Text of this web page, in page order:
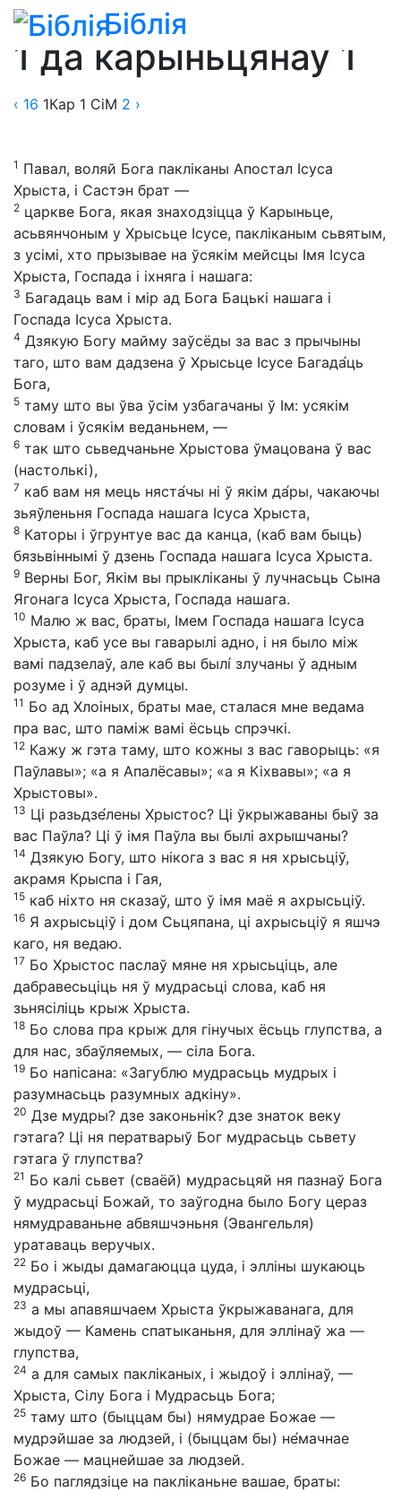
Біблія
Біблія» Пераклады» Пераклад Сабілы і Малахава
1 да карыньцянаў 1
‹ 16 1Кар 1 СіМ 2 ›
1 Павал, воляй Бога пакліканы Апостал Ісуса
Хрыста, і Састэн брат —
2 царкве Бога, якая знаходзіцца ў Карыньце,
асьвянчоным у Хрысьце Ісусе, пакліканым сьвятым,
з усімі, хто прызывае на ўсякім мейсцы Імя Ісуса
Хрыста, Госпада і іхняга і нашага:
3 Багадаць вам і мір ад Бога Бацькі нашага і
Госпада Ісуса Хрыста.
4 Дзякую Богу майму заўсёды за вас з прычыны
таго, што вам дадзена ў Хрысьце Ісусе Багада́ць
Бога,
5 таму што вы ўва ўсім узбагачаны ў Ім: усякім
словам і ўсякім веданьнем, —
6 так што сьведчаньне Хрыстова ўмацована ў вас
(настолькі),
7 каб вам ня мець няста́чы ні ў якім да́ры, чакаючы
зьяўленьня Госпада нашага Ісуса Хрыста,
8 Каторы і ўгрунтуе вас да канца, (каб вам быць)
бязьвіннымі ў дзень Госпада нашага Ісуса Хрыста.
9 Верны Бог, Якім вы прыкліканы ў лучнасьць Сына
Ягонага Ісуса Хрыста, Госпада нашага.
10 Малю ж вас, браты, Імем Госпада нашага Ісуса
Хрыста, каб усе вы гаварылі адно, і ня было між
вамі падзелаў, але каб вы былí злучаны ў адным
розуме і ў аднэй думцы.
11 Бо ад Хлоіных, браты мае, сталася мне ведама
пра вас, што паміж вамі ёсьць спрэчкі.
12 Кажу ж гэта таму, што кожны з вас гаворыць: «я
Паўлавы»; «а я Апалёсавы»; «а я Кіхвавы»; «а я
Хрыстовы».
13 Ці разьдзе́лены Хрыстос? Ці ўкрыжаваны быў за
вас Паўла? Ці ў імя Паўла вы былі ахрышчаны?
14 Дзякую Богу, што нікога з вас я ня хрысьціў,
акрамя Крыспа і Гая,
15 каб ніхто ня сказаў, што ў імя маё я ахрысьціў.
16 Я ахрысьціў і дом Сьцяпана, ці ахрысьціў я яшчэ
каго, ня ведаю.
17 Бо Хрыстос паслаў мяне ня хрысьціць, але
дабравесьціць ня ў мудрасьці слова, каб ня
зьнясіліць крыж Хрыста.
18 Бо слова пра крыж для гінучых ёсьць глупства, а
для нас, збаўляемых, — сіла Бога.
19 Бо напісана: «Загублю мудрасьць мудрых і
разумнасьць разумных адкіну».
20 Дзе мудры? дзе законьнік? дзе знаток веку
гэтага? Ці ня ператварыў Бог мудрасьць сьвету
гэтага ў глупства?
21 Бо калі сьвет (сваёй) мудрасьцяй ня пазнаў Бога
ў мудрасьці Божай, то заўгодна было Богу цераз
нямудраваньне абвяшчэньня (Эвангельля)
уратаваць веручых.
22 Бо і жыды дамагаюцца цуда, і элліны шукаюць
мудрасьці,
23 а мы апавяшчаем Хрыста ўкрыжаванага, для
жыдоў — Камень спатыканьня, для эллінаў жа —
глупства,
24 а для самых пакліканых, і жыдоў і эллінаў, —
Хрыста, Сілу Бога і Мудрасьць Бога;
25 таму што (быццам бы) нямудрае Божае —
мудрэйшае за людзей, і (быццам бы) не́мачнае
Божае — мацнейшае за людзей.
26 Бо паглядзіце на пакліканьне вашае, браты: